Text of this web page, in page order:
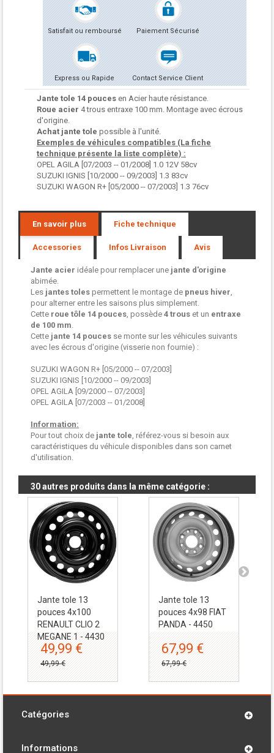
Satisfait ou remboursé Paiement Sécurisé
Express ou Rapide Contact Service Client
Jante tole 14 pouces en Acier haute résistance.
Roue acier 4 trous entraxe 100 mm. Montage avec écrous
d'origine.
Achat jante tole possible à l'unité.
Exemples de véhicules compatibles (La fiche
technique présente la liste complète) :
OPEL AGILA [07/2003 -- 01/2008] 1.0 12V 58cv
SUZUKI IGNIS [10/2000 -- 09/2003] 1.3 83cv
SUZUKI WAGON R+ [05/2000 -- 07/2003] 1.3 76cv
En savoir plus Fiche technique
Accessories Infos Livraison Avis
Jante acier idéale pour remplacer une jante d'origine
abimée.
Les jantes toles permettent le montage de pneus hiver,
pour alterner entre les saisons plus simplement.
Cette roue tôle 14 pouces, possède 4 trous et un entraxe
de 100 mm.
Cette jante 14 pouces se monte sur les véhicules suivants
avec les écrous d'origine (visserie non fournie) :
SUZUKI WAGON R+ [05/2000 -- 07/2003]
SUZUKI IGNIS [10/2000 -- 09/2003]
OPEL AGILA [09/2000 -- 07/2003]
OPEL AGILA [07/2003 -- 01/2008]
Information:
Pour tout choix de jante tole, référez-vous si besoin aux
caractéristiques du véhicule disponibles dans son carnet
d'utilisation.
30 autres produits dans la même catégorie :
Jante tole 13
pouces 4x100
RENAULT CLIO 2
MEGANE 1 - 4430
49,99 €
49,99 €
Jante tole 13
pouces 4x98 FIAT
PANDA - 4450
67,99 €
67,99 €
Catégories
Informations